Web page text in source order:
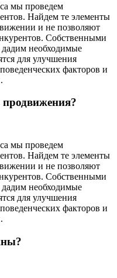
мы проведем
Найдем те элементы
и не позволяют
Собственными
необходимые
для улучшения
факторов и
продвижения?
мы проведем
Найдем те элементы
и не позволяют
Собственными
необходимые
для улучшения
факторов и